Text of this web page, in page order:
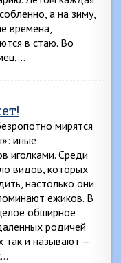
а на зиму,
времена,
в стаю. Во
мирятся
иные
иголками. Среди
видов, которых
настолько они
ежиков. В
обширное
родичей
так и называют —